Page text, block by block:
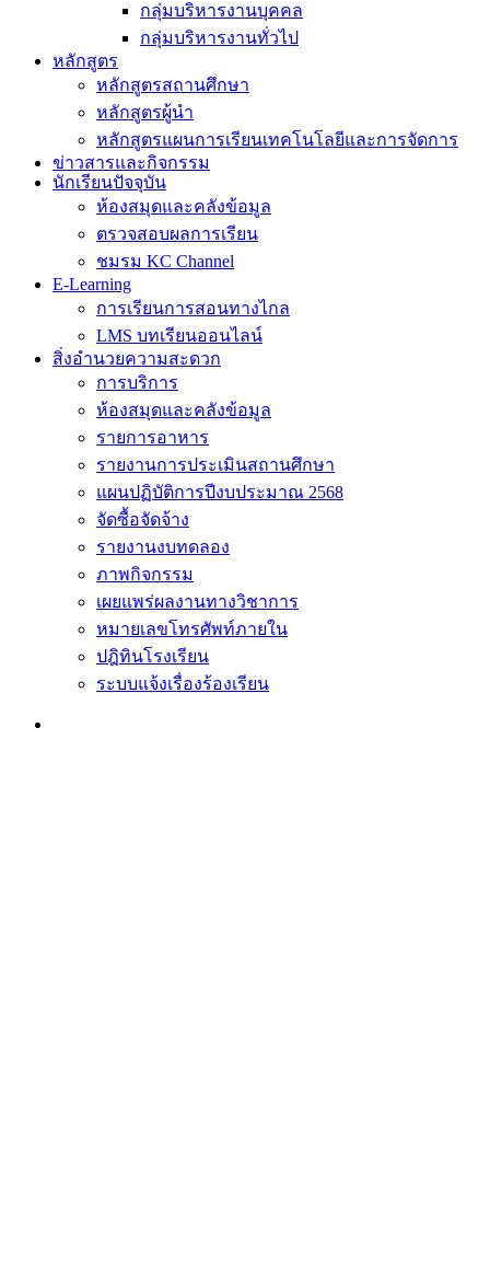
กลุ่มบริหารงานบุคคล
กลุ่มบริหารงานทั่วไป
หลักสูตร
หลักสูตรสถานศึกษา
หลักสูตรผู้นำ
หลักสูตรแผนการเรียนเทคโนโลยีและการจัดการ
ข่าวสารและกิจกรรม
นักเรียนปัจจุบัน
ห้องสมุดและคลังข้อมูล
ตรวจสอบผลการเรียน
ชมรม KC Channel
E-Learning
การเรียนการสอนทางไกล
LMS บทเรียนออนไลน์
สิ่งอำนวยความสะดวก
การบริการ
ห้องสมุดและคลังข้อมูล
รายการอาหาร
รายงานการประเมินสถานศึกษา
แผนปฏิบัติการปีงบประมาณ 2568
จัดซื้อจัดจ้าง
รายงานงบทดลอง
ภาพกิจกรรม
เผยแพร่ผลงานทางวิชาการ
หมายเลขโทรศัพท์ภายใน
ปฎิทินโรงเรียน
ระบบแจ้งเรื่องร้องเรียน